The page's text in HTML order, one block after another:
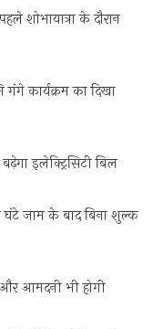
शोभायात्रा के दौरान
गंगे कार्यक्रम का दिखा
इलेक्ट्रिसिटी बिल
घंटे जाम के बाद बिना शुल्क
आमदनी भी होगी